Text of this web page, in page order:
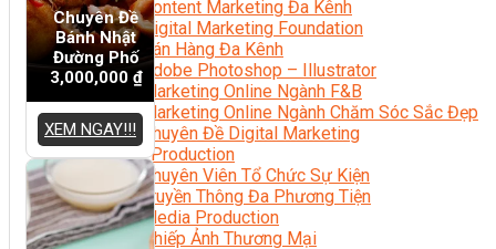
Content Marketing Đa Kênh
Digital Marketing Foundation
Bán Hàng Đa Kênh
Adobe Photoshop – Illustrator
Marketing Online Ngành F&B
Marketing Online Ngành Chăm Sóc Sắc Đẹp
Chuyên Đề Digital Marketing
Media Production
Chuyên Viên Tổ Chức Sự Kiện
Truyền Thông Đa Phương Tiện
Media Production
Nhiếp Ảnh Thương Mại
Chuyên Đề
Bánh Nhật
Đường Phố
3,000,000 ₫
XEM NGAY!!!